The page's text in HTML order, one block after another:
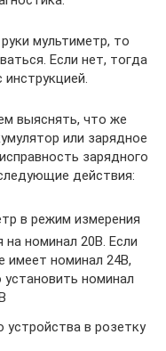
мультиметр, то
Если нет, тогда
выяснять, что же
или зарядное
зарядного
действия:
в режим измерения
на номинал 20В. Если
имеет номинал 24В,
номинал
устройства в розетку